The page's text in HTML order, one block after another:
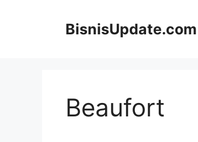
BisnisUpdate.com
Beaufort